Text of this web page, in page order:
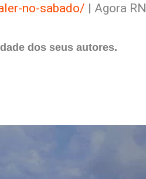
no-sabado/ | Agora RN
dos seus autores.